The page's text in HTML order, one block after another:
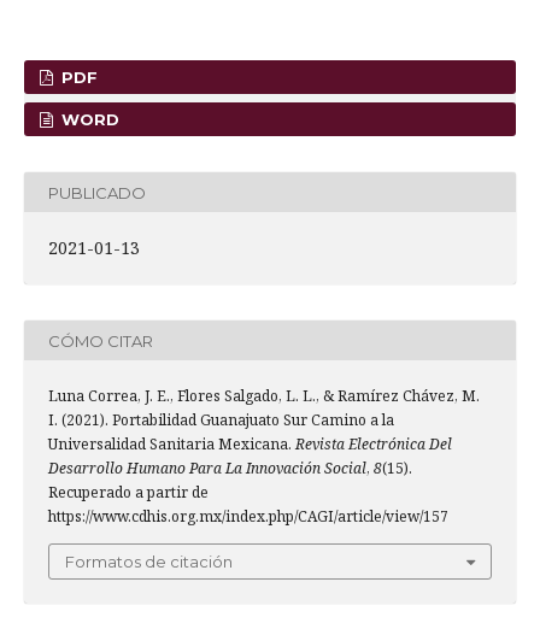
PDF
WORD
PUBLICADO
2021-01-13
CÓMO CITAR
Luna Correa, J. E., Flores Salgado, L. L., & Ramírez Chávez, M.
I. (2021). Portabilidad Guanajuato Sur Camino a la
Universalidad Sanitaria Mexicana.Revista Electrónica Del
Desarrollo Humano Para La Innovación Social, 8(15).
Recuperado a partir de
https://www.cdhis.org.mx/index.php/CAGI/article/view/157
Formatos de citación